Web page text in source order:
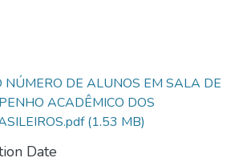
NÚMERO DE ALUNOS EM SALA DE
ACADÊMICO DOS
(1.53 MB)
Date